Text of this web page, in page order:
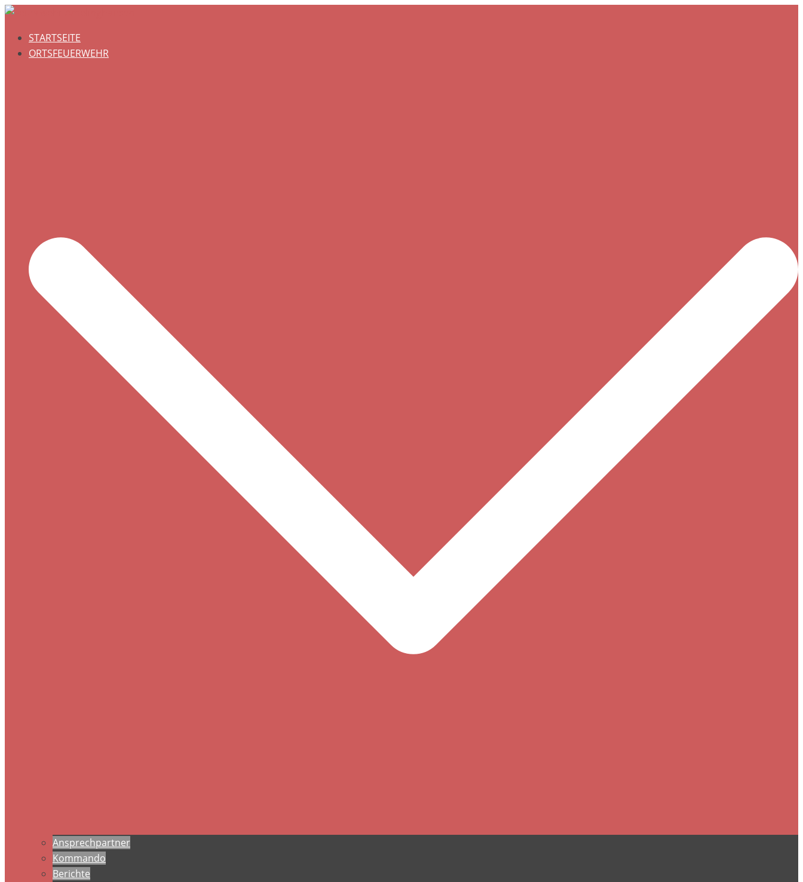
Zum
springenSTARTSEITE
ORTSFEUERWEHR
Ansprechpartner
Kommando
Berichte